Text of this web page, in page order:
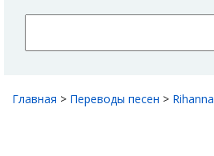
Главная > Переводы песен > Rihanna